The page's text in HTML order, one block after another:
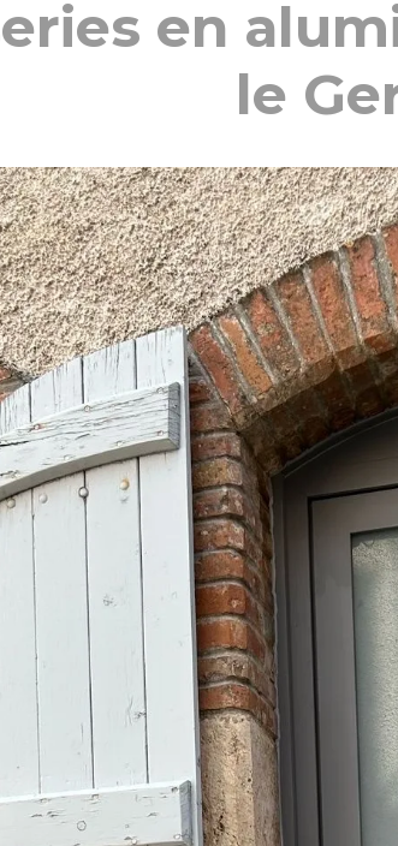
en
le